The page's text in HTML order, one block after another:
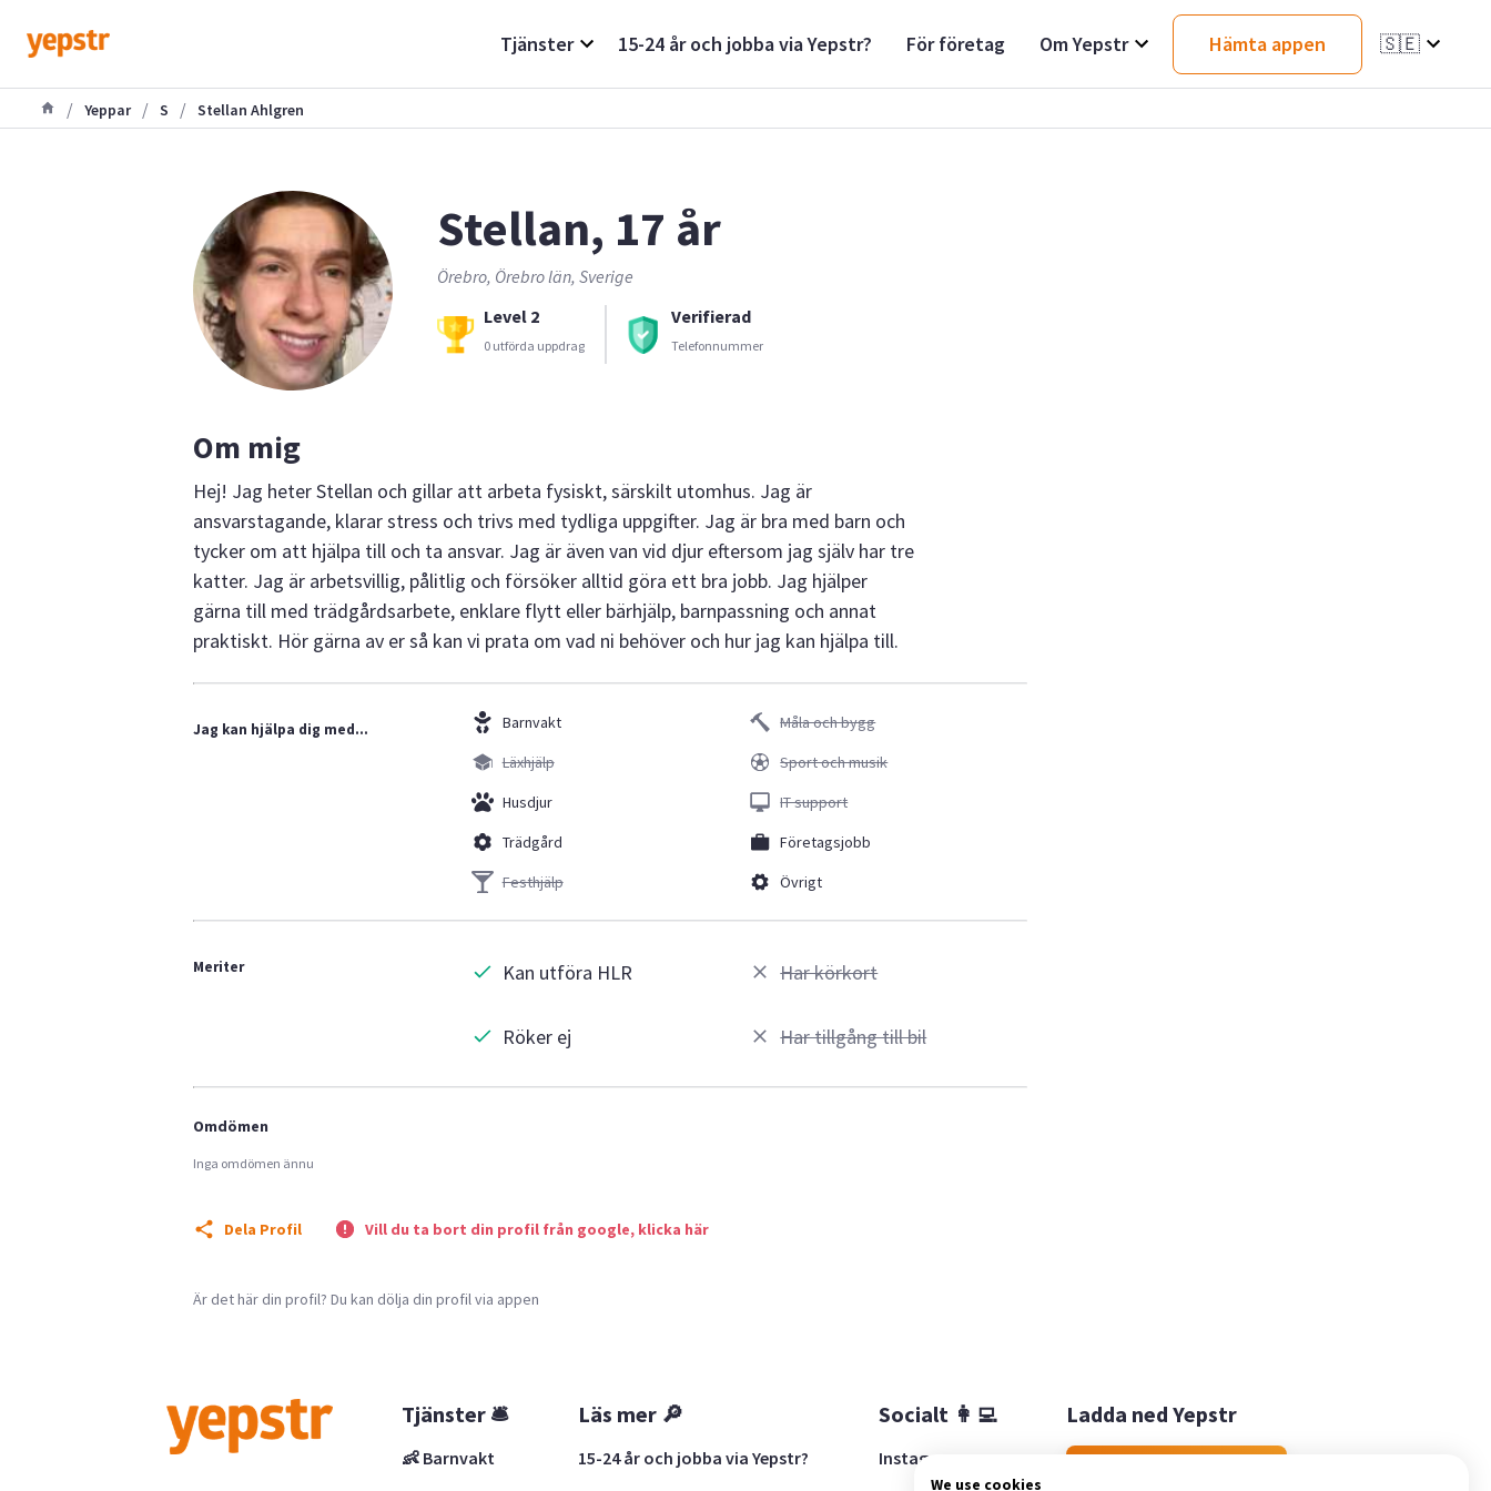
Tjänster 15-24 år och jobba via Yepstr? För företag Om Yepstr Hämta appen 🇸🇪
/ Yeppar / S / Stellan Ahlgren
Stellan, 17 år
Örebro, Örebro län, Sverige
Level 2
0 utförda uppdrag
Verifierad
Telefonnummer
Om mig
Hej! Jag heter Stellan och gillar att arbeta fysiskt, särskilt utomhus. Jag är
ansvarstagande, klarar stress och trivs med tydliga uppgifter. Jag är bra med barn och
tycker om att hjälpa till och ta ansvar. Jag är även van vid djur eftersom jag själv har tre
katter. Jag är arbetsvillig, pålitlig och försöker alltid göra ett bra jobb. Jag hjälper
gärna till med trädgårdsarbete, enklare flytt eller bärhjälp, barnpassning och annat
praktiskt. Hör gärna av er så kan vi prata om vad ni behöver och hur jag kan hjälpa till.
Jag kan hjälpa dig med...
Barnvakt
Läxhjälp
Husdjur
Trädgård
Festhjälp
Måla och bygg
Sport och musik
IT support
Företagsjobb
Övrigt
Meriter Kan utföra HLR
Röker ej
Har körkort
Har tillgång till bil
Omdömen
Inga omdömen ännu
Dela Profil Vill du ta bort din profil från google, klicka här
Är det här din profil? Du kan dölja din profil via appen
Tjänster 🛎
👶 Barnvakt
Läs mer 🔎
15-24 år och jobba via Yepstr?
Socialt 👩‍💻
Instagram
Ladda ned Yepstr
We use cookies